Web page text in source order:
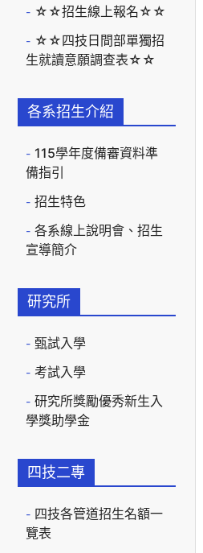
☆☆招生線上報名☆☆
☆☆四技日間部單獨招
生就讀意願調查表☆☆
各系招生介紹
115學年度備審資料準
備指引
招生特色
各系線上說明會、招生
宣導簡介
研究所
甄試入學
考試入學
研究所獎勵優秀新生入
學獎助學金
四技二專
四技各管道招生名額一
覽表